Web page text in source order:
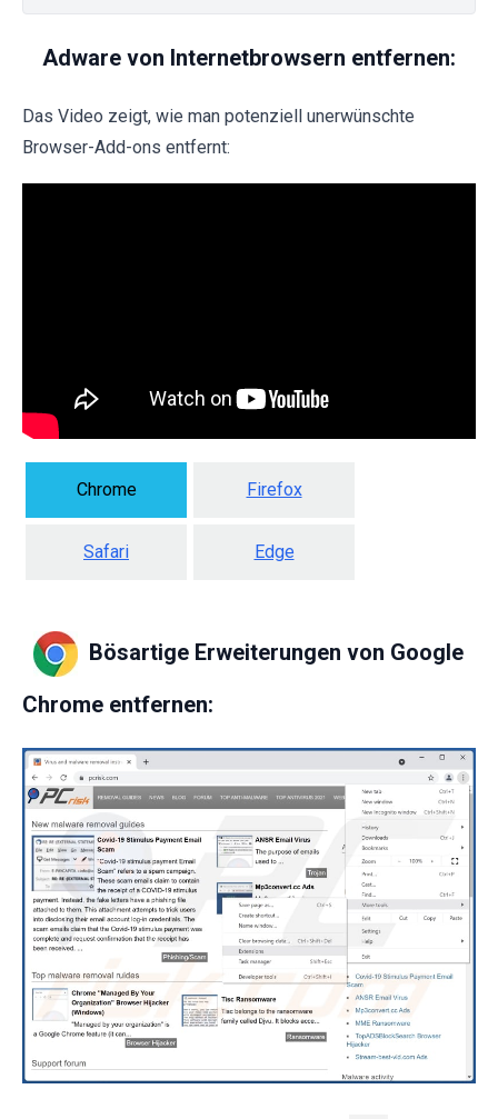
Adware von Internetbrowsern entfernen:
Das Video zeigt, wie man potenziell unerwünschte
Browser-Add-ons entfernt:
Chrome Firefox
Safari Edge
Bösartige Erweiterungen von Google
Chrome entfernen: